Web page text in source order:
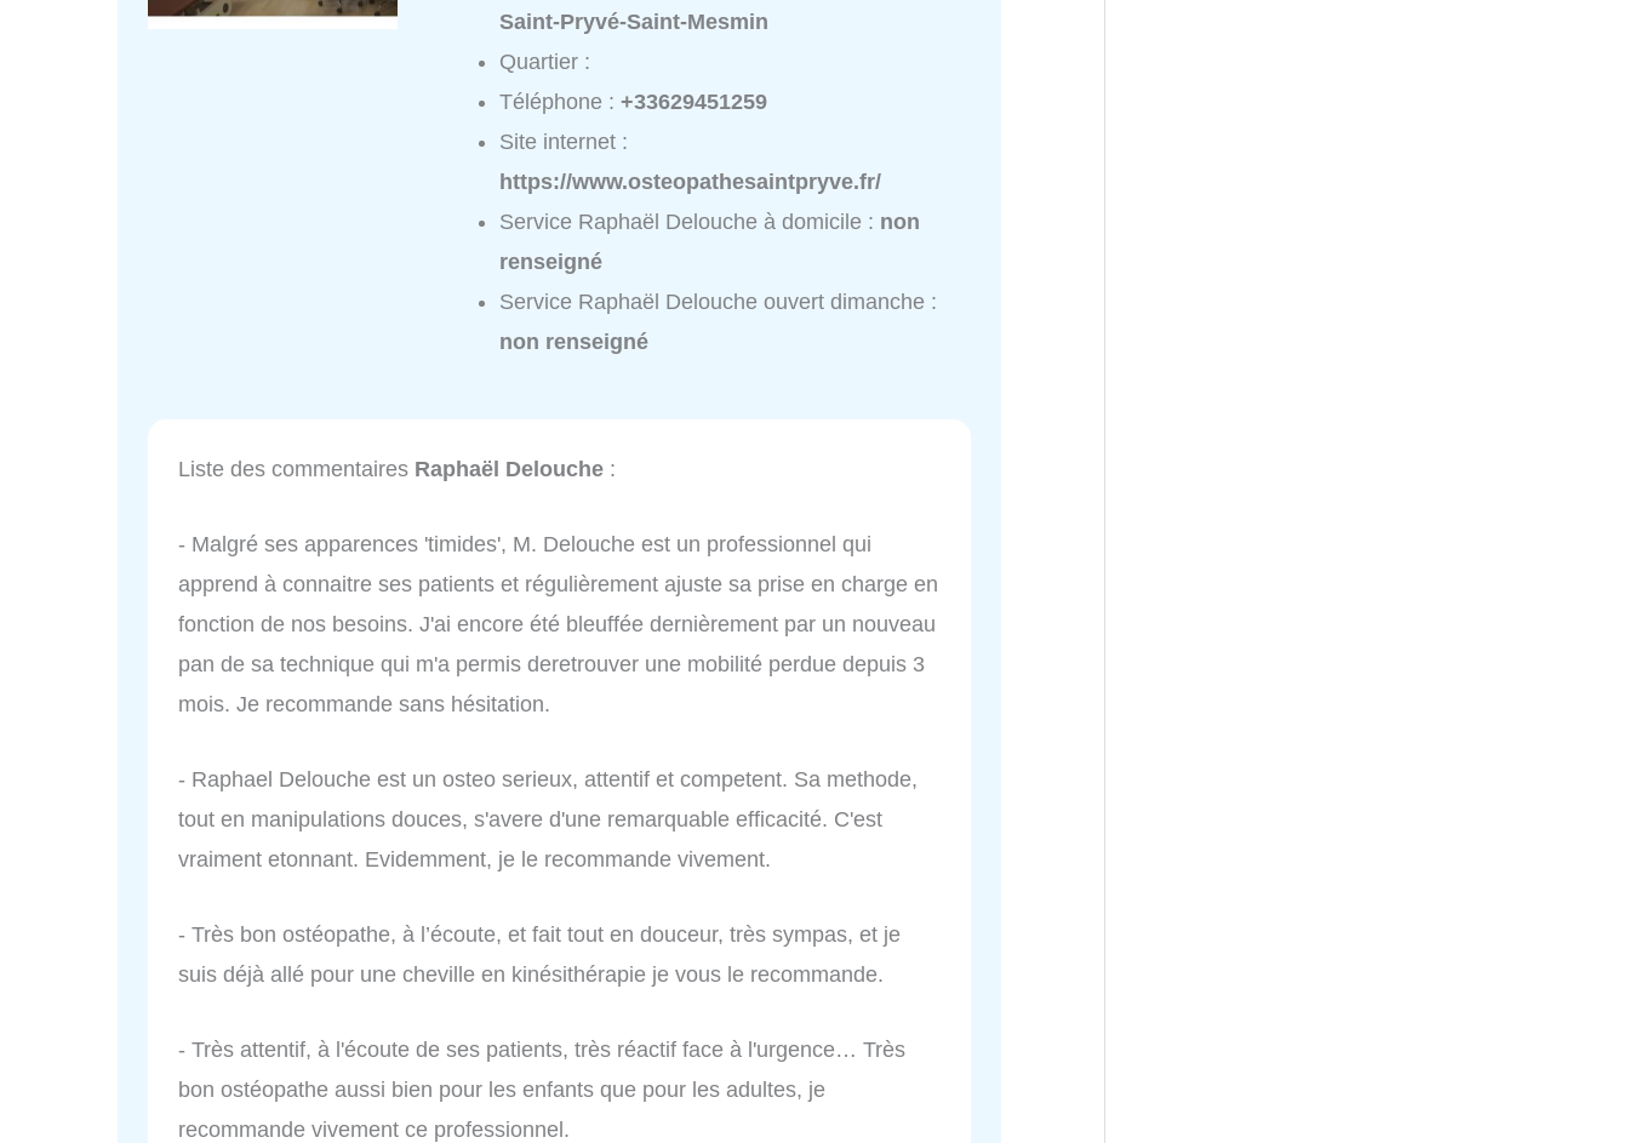
Saint-Pryvé-Saint-Mesmin
Quartier :
Téléphone :+33629451259
Site internet :
https://www.osteopathesaintpryve.fr/
Service Raphaël Delouche à domicile : non
renseigné
Service Raphaël Delouche ouvert dimanche :
non renseigné
Liste des commentaires Raphaël Delouche :
- Malgré ses apparences 'timides', M. Delouche est un professionnel qui
apprend à connaitre ses patients et régulièrement ajuste sa prise en charge en
fonction de nos besoins. J'ai encore été bleuffée dernièrement par un nouveau
pan de sa technique qui m'a permis deretrouver une mobilité perdue depuis 3
mois. Je recommande sans hésitation.
- Raphael Delouche est un osteo serieux, attentif et competent. Sa methode,
tout en manipulations douces, s'avere d'une remarquable efficacité. C'est
vraiment etonnant. Evidemment, je le recommande vivement.
- Très bon ostéopathe, à l’écoute, et fait tout en douceur, très sympas, et je
suis déjà allé pour une cheville en kinésithérapie je vous le recommande.
- Très attentif, à l'écoute de ses patients, très réactif face à l'urgence… Très
bon ostéopathe aussi bien pour les enfants que pour les adultes, je
recommande vivement ce professionnel.